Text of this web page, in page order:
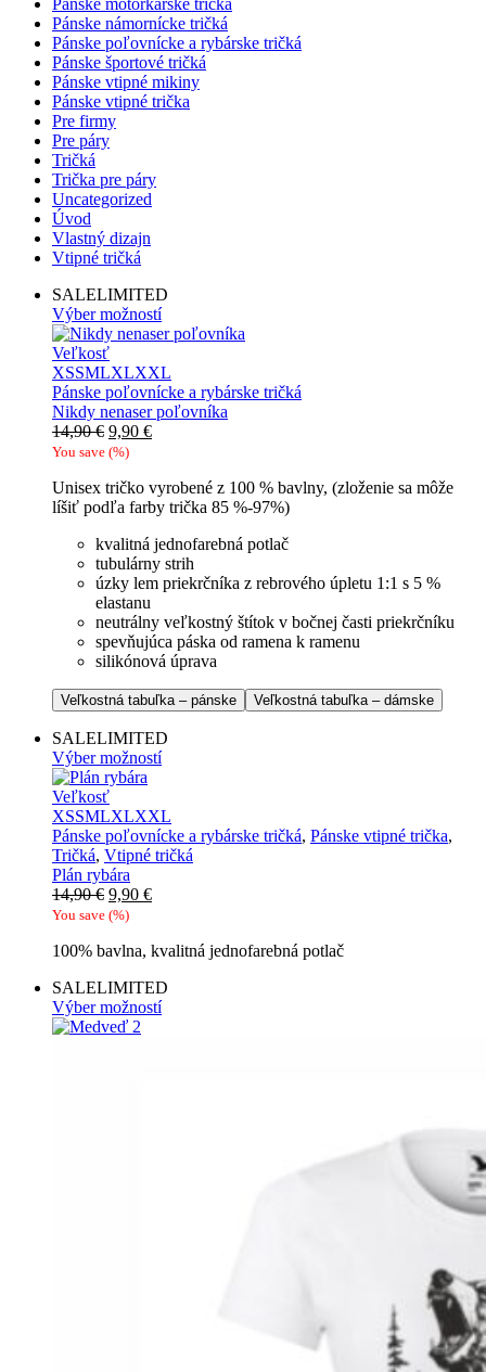
Pánske motorkárske tričká
Pánske námornícke tričká
Pánske poľovnícke a rybárske tričká
Pánske športové tričká
Pánske vtipné mikiny
Pánske vtipné trička
Pre firmy
Pre páry
Tričká
Trička pre páry
Uncategorized
Úvod
Vlastný dizajn
Vtipné tričká
SALELIMITED
Výber možností
Veľkosť
XSSMLXLXXL
Pánske poľovnícke a rybárske tričká
Nikdy nenaser poľovníka
14,90€ Pôvodná
cena
14,90 €.
9,90 €Aktuálna
9,90 €.
You save (%)
Unisex tričko vyrobené z 100 % bavlny, (zloženie sa môže
líšiť podľa farby trička 85 %-97%)
kvalitná jednofarebná potlač
tubulárny strih
úzky lem priekrčníka z rebrového úpletu 1:1 s 5 %
elastanu
neutrálny veľkostný štítok v bočnej časti priekrčníku
spevňujúca páska od ramena k ramenu
silikónová úprava
Veľkostná tabuľka – pánske Veľkostná tabuľka – dámske
SALELIMITED
Výber možností
Veľkosť
XSSMLXLXXL
Pánske poľovnícke a rybárske tričká, Pánske vtipné trička,
Tričká, Vtipné tričká
Plán rybára
14,90€ Pôvodná
cena
14,90 €.
9,90 €Aktuálna
9,90 €.
You save (%)
100% bavlna, kvalitná jednofarebná potlač
SALELIMITED
Výber možností